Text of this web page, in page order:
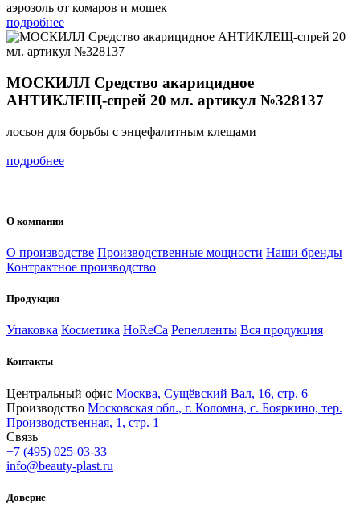
аэрозоль от комаров и мошек
подробнее
МОСКИЛЛ Средство акарицидное
АНТИКЛЕЩ-спрей 20 мл. артикул №328137
лосьон для борьбы с энцефалитным клещами
подробнее
О компании
О производстве Производственные мощности Наши бренды
Контрактное производство
Продукция
Упаковка Косметика HoReCa Репелленты Вся продукция
Контакты
Центральный офис Москва, Сущёвский Вал, 16, стр. 6
Производство Московская обл., г. Коломна, с. Бояркино, тер.
Производственная, 1, стр. 1
Связь
+7 (495) 025-03-33
info@beauty-plast.ru
Доверие